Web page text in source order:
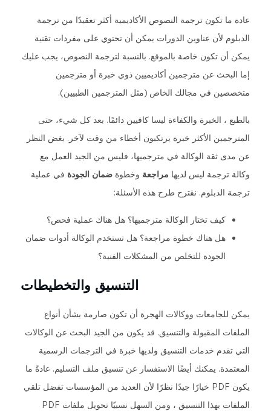
عادة ما تكون ترجمة النصوص الأكاديمية أكثر تعقيدًا من ترجمة
الدبلوم لأن عناوين الدورات يمكن أن تحتوي على مفردات تقنية
يمكن أن تكون خاصة بالموقع. بالنسبة لترجمة النصوص، يجب عليك
إما البحث عن مترجمين أكاديميين ذوي خبرة أو مترجمين
متخصصين في مجالك الخاص (مثل المترجمين الطبيين).
بالطبع ، الخبرة والكفاءة ليسا كافيين دائمًا. بعد كل شيء، حتى
المترجمين الأكثر خبرة يرتكبون أخطاء من وقت لآخر. بغض النظر
عن مدى ثقة الوكالة في مترجميها، فليس من الجيد العمل مع
وكالة ترجمة ليس لديها مراجعة وخطوة ضمان الجودة في عملية
ترجمة الدبلوم. نقترح طرح هذه الأسئلة:
كيف تختار الوكالة مترجميها؟ هل هناك عملية فحص؟
هل هناك خطوة مراجعة؟ هل تستخدم الوكالة أدوات ضمان
الجودة للتخلص من المشكلات الفنية؟
التنسيق والتخطيطات
يمكن للجامعات ووكالات الهجرة أن تكون صارمة بشأن أنواع
الملفات المقبولة والتنسيق. قد يكون من الجيد البحث عن الوكالات
التي تقدم خدمات التنسيق ولديها خبرة في الترجمات الرسمية
المعتمدة. يمكنك أيضًا الاستفسار عن تنسيق ملف التسليم. عادةً ما
يكون PDF خيارًا جيدًا نظرًا لأن العديد من المؤسسات تفضل تلقي
الملفات بهذا التنسيق ، ومن السهل نسبيًا تحويل ملفات PDF